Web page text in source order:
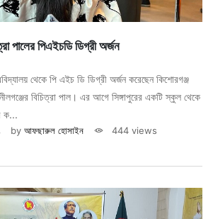
পালের পিএইচডি ডিগ্রী অর্জন
থেকে পি এইচ ডি ডিগ্রী অর্জন করেছেন কিশোরগঞ্জ
বিচিত্রা পাল। এর আগে সিঙ্গাপুরের একটি স্কুল থেকে
ক...
by আফছারুল হোসাইন 444 views